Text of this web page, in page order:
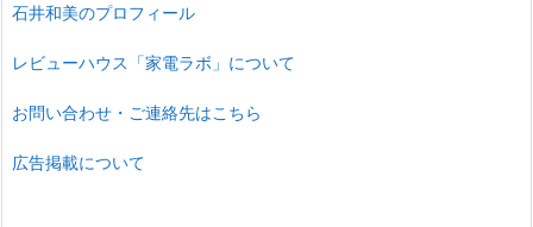
石井和美のプロフィール
レビューハウス「家電ラボ」について
お問い合わせ・ご連絡先はこちら
広告掲載について